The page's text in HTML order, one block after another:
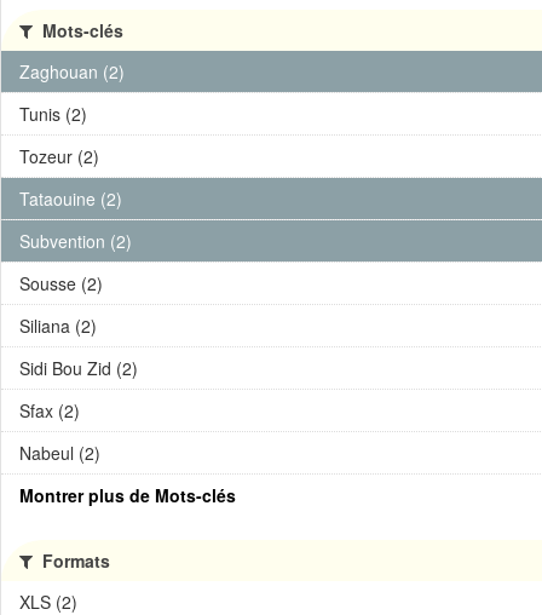
Mots-clés
Zaghouan (2)
Tunis (2)
Tozeur (2)
Tataouine (2)
Subvention (2)
Sousse (2)
Siliana (2)
Sidi Bou Zid (2)
Sfax (2)
Nabeul (2)
Montrer plus de Mots-clés
Formats
XLS (2)